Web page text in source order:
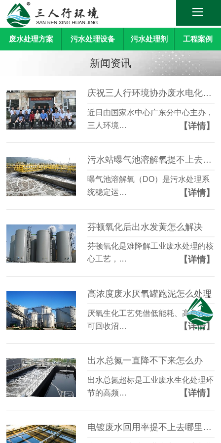
废水处理方案 污水处理设备 污水处理剂 工程案例
新闻资讯
庆祝三人行环境协办废水电化学提标技术研讨会顺利召开
近日由国家水中心广东分中心主办，
三人环境…
【详情】
污水站曝气池溶解氧提不上去怎么办？
曝气池溶解氧（DO）是污水处理系
统稳定运…
【详情】
芬顿氧化后出水发黄怎么解决
芬顿氧化是难降解工业废水处理的核
心工艺，…
【详情】
高浓度废水厌氧罐跑泥怎么处理
厌氧生化工艺凭借低能耗、高负荷、
可回收沼…
【详情】
出水总氮一直降不下来怎么办
出水总氮超标是工业废水生化处理环
节的高频…
【详情】
电镀废水回用率提不上去哪里有问题